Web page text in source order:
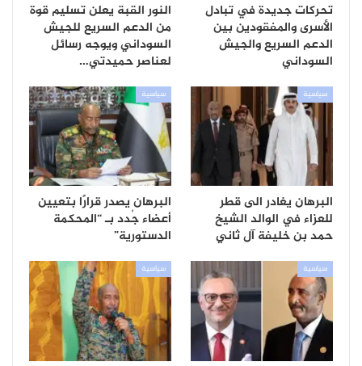
تحركات جديدة في تبادل
الأسرى والمفقودين بين
الدعم السريع والجيش
السوداني
النور القبة يعلن تسليم قوة
من الدعم السريع للجيش
السوداني ويوجه رسائل
لعناصر حميدتي…
سياسية
البرهان يغادر الى قطر
للعزاء في الوالد الشيخ
حمد بن خليفة آل ثاني
سياسية
البرهان يصدر قرارًا بتعيين
أعضاء جُدد بـ “المحكمة
الدستورية”
سياسية سياسية